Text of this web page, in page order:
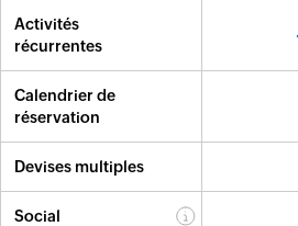
Activités
récurrentes
Calendrier de
réservation
Devises multiples
Social